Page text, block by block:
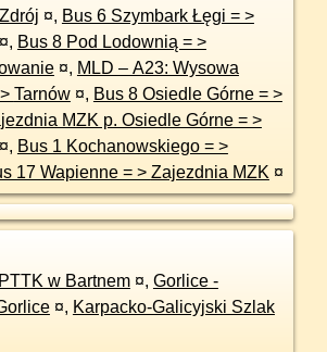
Zdrój ¤, Bus 6 Szymbark Łęgi = >
¤, Bus 8 Pod Lodownią = >
¤, MLD – A23: Wysowa
Beskid = > Gorlice = > Tarnów ¤, Bus 8 Osiedle Górne = >
MZK p. Osiedle Górne = >
¤, Bus 1 Kochanowskiego = >
Bus 17 Wapienne = > Zajezdnia MZK ¤
w Bartnem ¤, Gorlice -
¤, Karpacko-Galicyjski Szlak